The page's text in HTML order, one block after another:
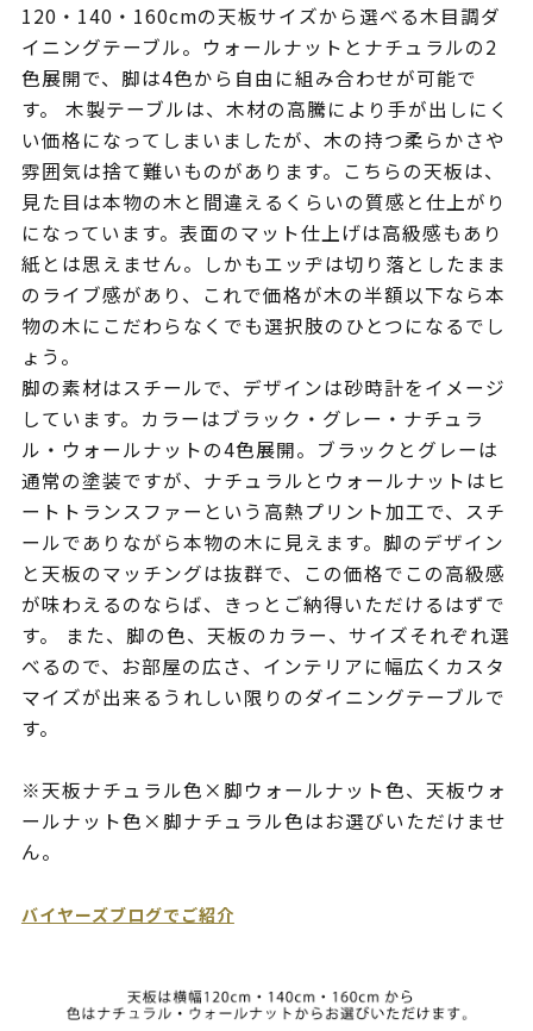
120・140・160cmの天板サイズから選べる木目調ダ
イニングテーブル。ウォールナットとナチュラルの2
色展開で、脚は4色から自由に組み合わせが可能で
す。 木製テーブルは、木材の高騰により手が出しにく
い価格になってしまいましたが、木の持つ柔らかさや
雰囲気は捨て難いものがあります。こちらの天板は、
見た目は本物の木と間違えるくらいの質感と仕上がり
になっています。表面のマット仕上げは高級感もあり
紙とは思えません。しかもエッヂは切り落としたまま
のライブ感があり、これで価格が木の半額以下なら本
物の木にこだわらなくでも選択肢のひとつになるでし
ょう。
脚の素材はスチールで、デザインは砂時計をイメージ
しています。カラーはブラック・グレー・ナチュラ
ル・ウォールナットの4色展開。ブラックとグレーは
通常の塗装ですが、ナチュラルとウォールナットはヒ
ートトランスファーという高熱プリント加工で、スチ
ールでありながら本物の木に見えます。脚のデザイン
と天板のマッチングは抜群で、この価格でこの高級感
が味わえるのならば、きっとご納得いただけるはずで
す。 また、脚の色、天板のカラー、サイズそれぞれ選
べるので、お部屋の広さ、インテリアに幅広くカスタ
マイズが出来るうれしい限りのダイニングテーブルで
す。
※天板ナチュラル色×脚ウォールナット色、天板ウォ
ールナット色×脚ナチュラル色はお選びいただけませ
ん。
バイヤーズブログでご紹介